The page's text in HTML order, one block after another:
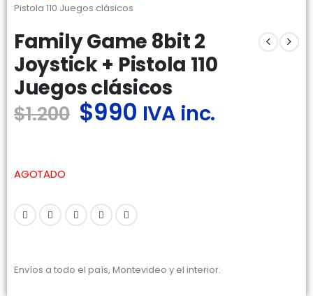
Pistola 110 Juegos clásicos
Family Game 8bit 2
Joystick + Pistola 110
Juegos clásicos
$1.200 $990 IVA inc.
AGOTADO
Envíos a todo el país, Montevideo y el interior.